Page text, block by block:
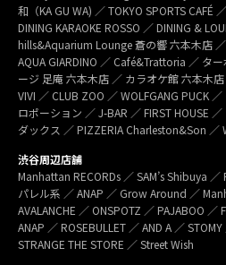
和（KA GU WA) ／ TOKYO SPORTS CAFÉ
DINING KARAOKE ROSSO ／ DINING &
hills&Aquarium Lounge 蒼の響 六本木店
AQUA GIARDINO ／ Café&Trattoria ／ タ
ージ 足庵 六本木店 ／ カラオケ館 六本木
VIVI ／ CLUB ZOO ／ WOLFGANG PUCK
ロポーション ／ J-BAR ／ FIRST HOUSE
ダックス ／ PIZZERIA Charleston&Son ／
渋谷周辺店舗
Manhattan RECORDs ／ SAM’s Shibuya
パレル系 ／ ANAP ／ Grow Around ／
AVALANCHE ／ ONSPOTZ ／ PAJABOO ／
ANAP ／ ROSEBULLET ／ AND A ／
STRANGE THE STORE ／ Street Wish